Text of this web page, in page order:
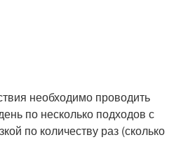
необходимо проводить
по несколько подходов с
по количеству раз (сколько